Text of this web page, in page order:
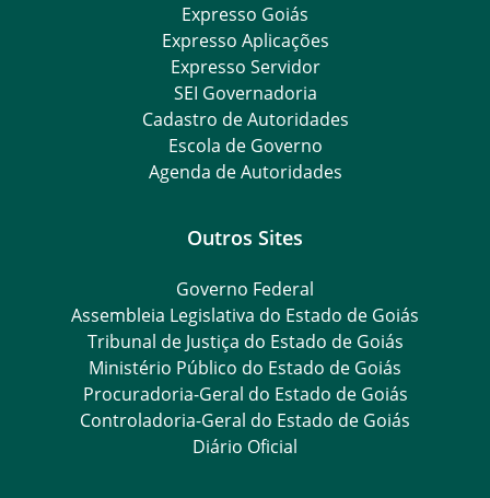
Expresso Goiás
Expresso Aplicações
Expresso Servidor
SEI Governadoria
Cadastro de Autoridades
Escola de Governo
Agenda de Autoridades
Outros Sites
Governo Federal
Assembleia Legislativa do Estado de Goiás
Tribunal de Justiça do Estado de Goiás
Ministério Público do Estado de Goiás
Procuradoria-Geral do Estado de Goiás
Controladoria-Geral do Estado de Goiás
Diário Oficial